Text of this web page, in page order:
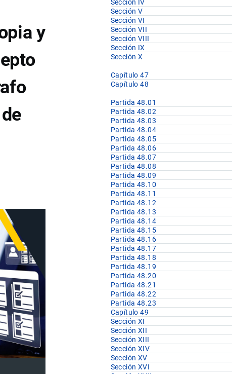
y
Sección IV
Sección V
Sección VI
Sección VII
Sección VIII
Sección IX
Sección X
Capítulo 47
Capítulo 48
Partida 48.01
Partida 48.02
Partida 48.03
Partida 48.04
Partida 48.05
Partida 48.06
Partida 48.07
Partida 48.08
Partida 48.09
Partida 48.10
Partida 48.11
Partida 48.12
Partida 48.13
Partida 48.14
Partida 48.15
Partida 48.16
Partida 48.17
Partida 48.18
Partida 48.19
Partida 48.20
Partida 48.21
Partida 48.22
Partida 48.23
Capítulo 49
Sección XI
Sección XII
Sección XIII
Sección XIV
Sección XV
Sección XVI